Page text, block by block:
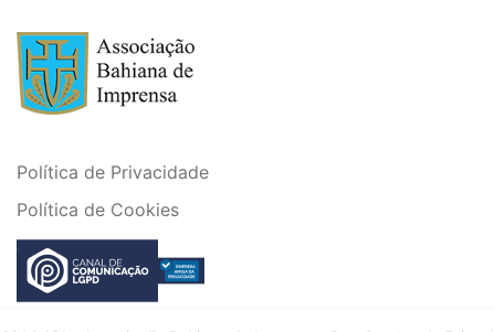
Política de Privacidade
Política de Cookies